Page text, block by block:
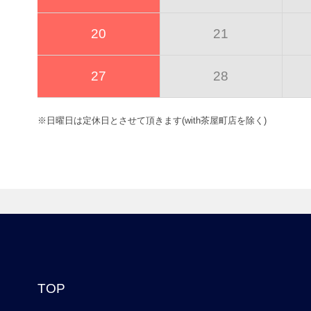
20 21
27 28
※日曜日は定休日とさせて頂きます(with茶屋町店を除く)
TOP